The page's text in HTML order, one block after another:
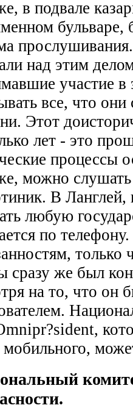
в подвале
бульваре,
над этим
участие
все, что
Этот
лет - это
процессы
можно слушать
В
любую
по
только
сразу же был
на то, что он
мобильного,